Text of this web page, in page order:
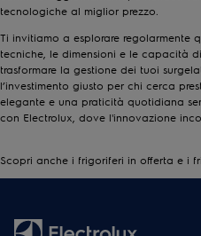
tecnologiche al miglior prezzo.
Ti invitiamo a esplorare regolarmente
tecniche, le dimensioni e le capacità
trasformare la gestione dei tuoi
l’investimento giusto per chi cerca
elegante e una praticità quotidiana
con Electrolux, dove l'innovazione
Scopri anche i frigoriferi in offerta e i